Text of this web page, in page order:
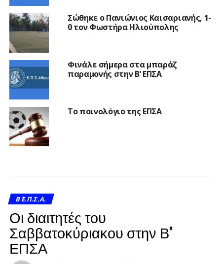
Σώθηκε ο Πανιώνιος Καισαριανής, 1-
0 τον Φωστήρα Ηλιούπολης
Φινάλε σήμερα στα μπαράζ
παραμονής στην Β’ ΕΠΣΑ
Το ποινολόγιο της ΕΠΣΑ
Β΄ Ε.Π.Σ.Α.
Οι διαιτητές του
Σαββατοκύριακου στην Β’
ΕΠΣΑ